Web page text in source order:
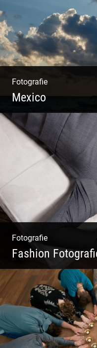
Fotografie
Mexico
Travelling Mexico
Izamal | Isla Holbox
Fotografie
Fashion